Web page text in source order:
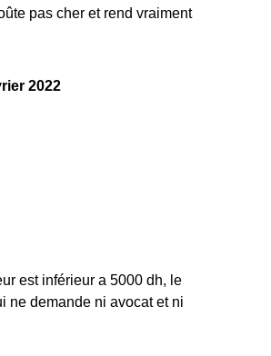
pas cher et rend vraiment
2022
est inférieur a 5000 dh, le
ne demande ni avocat et ni